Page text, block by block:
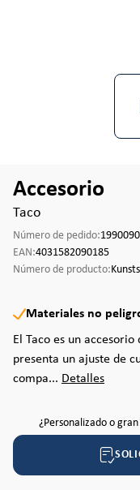
Accesorio
Taco
Número de pedido:
EAN:4031582090185
Número de producto:
Materiales no
El Taco es un
presenta un ajuste de
compa... Detalles
¿Personalizado o